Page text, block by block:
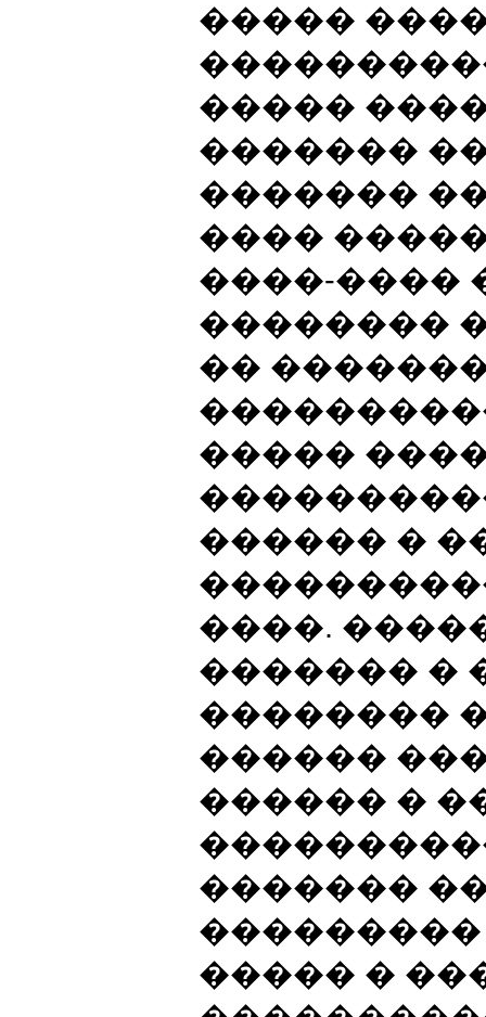
�����
�����
�������
�������
����
����-����
��������
��
�����
������ �
����.
������� �
��������
������
������ �
�������
����� �